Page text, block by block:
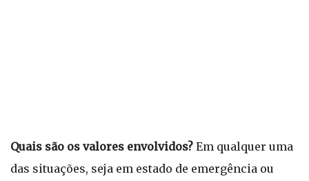
Quais são os valores envolvidos? Em qualquer uma
das situações, seja em estado de emergência ou